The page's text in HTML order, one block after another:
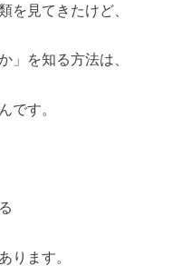
を見てきたけど、
」を知る方法は、
です。
ります。